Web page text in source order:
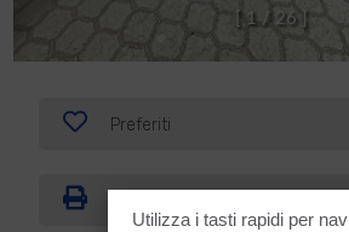
1 / 26
Preferiti
Utilizza i tasti rapidi per